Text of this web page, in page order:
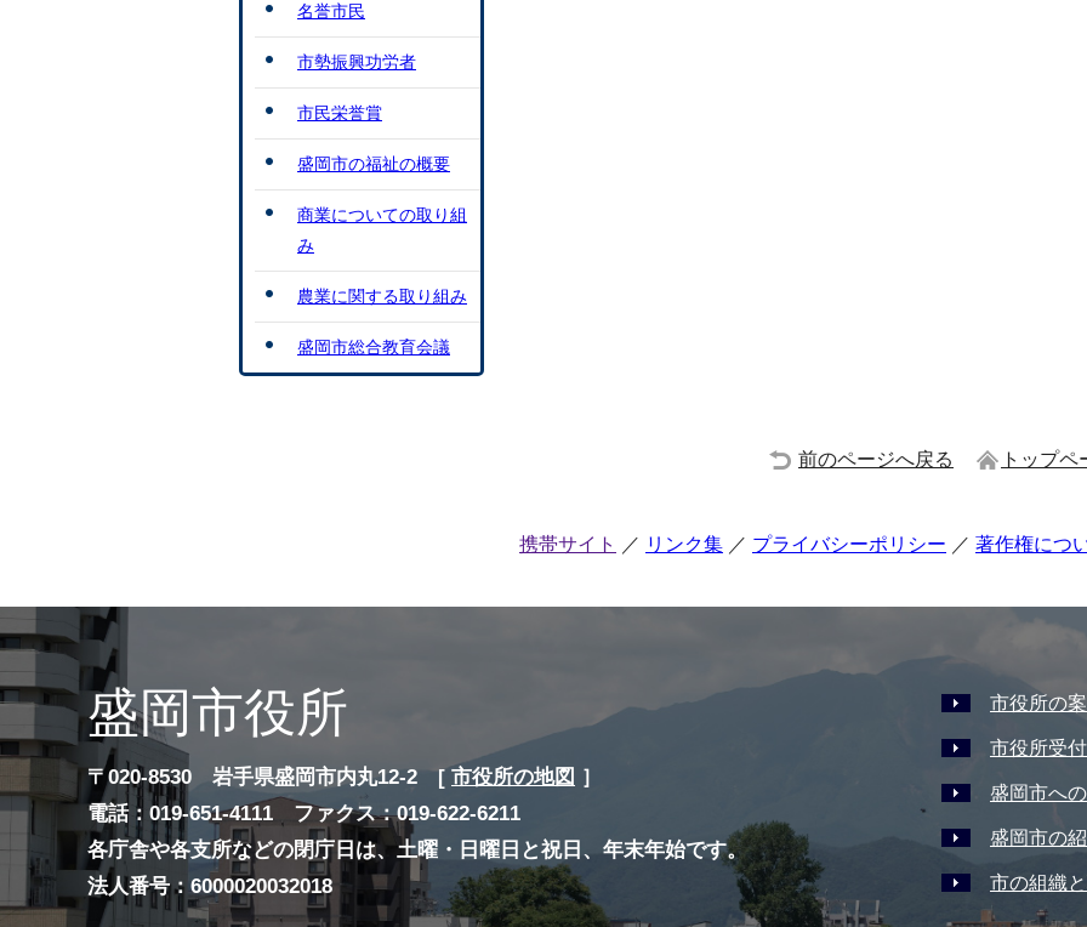
名誉市民
市勢振興功労者
市民栄誉賞
盛岡市の福祉の概要
商業についての取り組
み
農業に関する取り組み
盛岡市総合教育会議
前のページへ戻る トップペ
携帯サイト リンク集 プライバシーポリシー 著作権につ
盛岡市役所
〒020-8530 岩手県盛岡市内丸12-2 [ 市役所の地図 ］
電話：019-651-4111 ファクス：019-622-6211
各庁舎や各支所などの閉庁日は、土曜・日曜日と祝日、年末年始です。
法人番号：6000020032018
市役所の
市役所受
盛岡市へ
盛岡市の
市の組織